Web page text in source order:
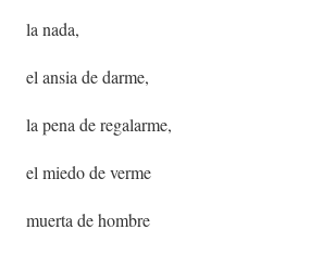
la nada,
el ansia de darme,
la pena de regalarme,
el miedo de verme
muerta de hombre